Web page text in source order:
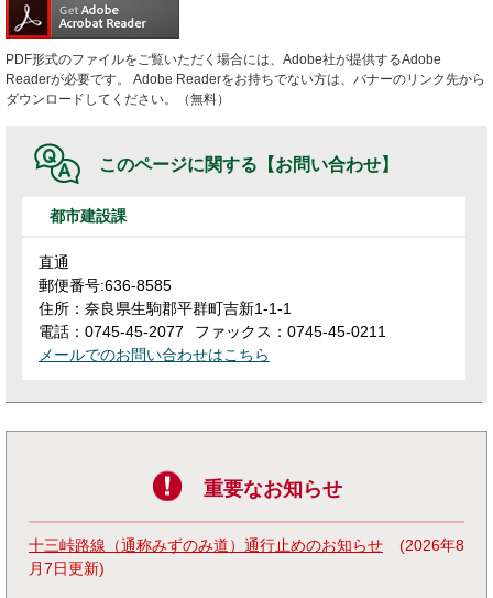
PDF形式のファイルをご覧いただく場合には、Adobe社が提供するAdobe
Readerが必要です。
Adobe Readerをお持ちでない方は、バナーのリンク先から
ダウンロードしてください。（無料）
このページに関する 【お問い合わせ】
都市建設課
直通
郵便番号:636-8585
住所：奈良県生駒郡平群町吉新1-1-1
電話：0745-45-2077
ファックス：0745-45-0211
メールでのお問い合わせはこちら
重要なお知らせ
十三峠路線（通称みずのみ道）通行止めのお知らせ
2026年8
月7日更新